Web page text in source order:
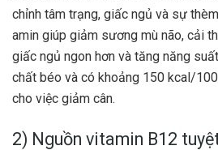
chỉnh tâm trạng, giấc ngủ và sự
amin giúp giảm sương mù não, cải
giấc ngủ ngon hơn và tăng năng
chất béo và có khoảng 150 kcal/
cho việc giảm cân.
2) Nguồn vitamin B12